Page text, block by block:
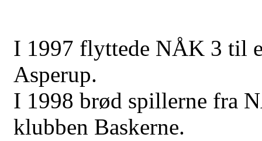
I 1997 flyttede NÅK 3 til
Asperup.
I 1998 brød spillerne fra
klubben Baskerne.